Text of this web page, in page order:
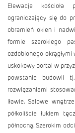
Elewacje kościoła
ograniczający się do
obramień okien i
formie szerokiego
ozdobionego
uskokowy portal w
powstanie budowli
rozwiązaniami
Iławie. Salowe
półkoliście łukiem
północną. Szerokim